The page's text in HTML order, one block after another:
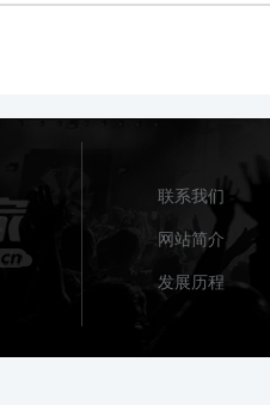
联系我们
网站简介
发展历程